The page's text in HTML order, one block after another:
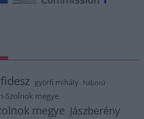
fidesz györfi mihály háború
Szolnok megye
megye Jászberény